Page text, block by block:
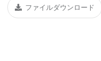
ファイルダウンロード